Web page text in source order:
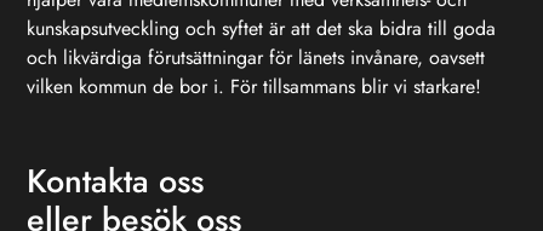
kunskapsutveckling och syftet är att det ska bidra till goda
och likvärdiga förutsättningar för länets invånare, oavsett
vilken kommun de bor i. För tillsammans blir vi starkare!
Kontakta oss
eller besök oss